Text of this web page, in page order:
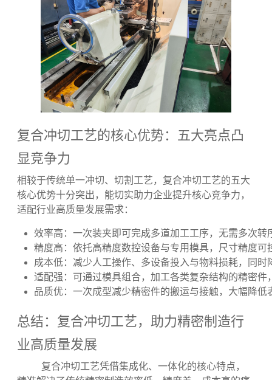
灵活响应小批量定制需求，快速匹配设备研发与量产节
奏；在通讯设备行业，可加工通讯机柜、基站外壳等，
兼顾尺寸精度与表面外观，满足设备严苛使用要求；在
医疗器械、新能源设备等精密行业，能满足高精度、高
品质的加工需求，同时也适用于汽车零部件、五金制品
等小型精密件的高效加工。
复合冲切工艺的核心优势：五大亮点凸
显竞争力
相较于传统单一冲切、切割工艺，复合冲切工艺的五大
适配行业高质量发展需求：
效率高：一次装夹即可完成多道加工工序，无需多次
精度高：依托高精度数控设备与专用模具，尺寸精度
成本低：减少人工操作、多设备投入与物料损耗，同